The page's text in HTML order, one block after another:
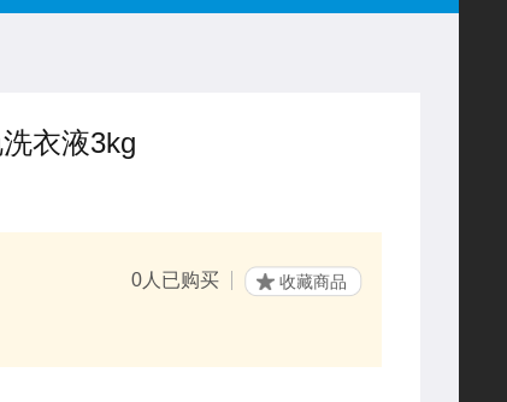
衣液3kg
0 人已购买 收藏商品